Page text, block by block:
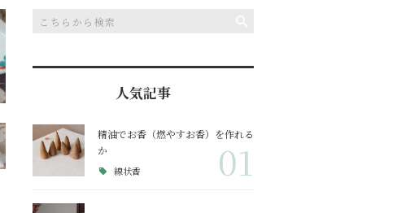
人気記事
精油でお香（燃やすお香）を作れる
か
線状香 01